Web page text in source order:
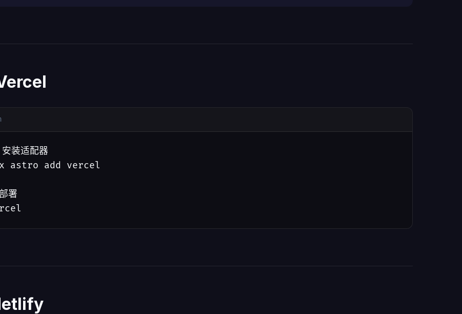
装适配器
astro add vercel
署